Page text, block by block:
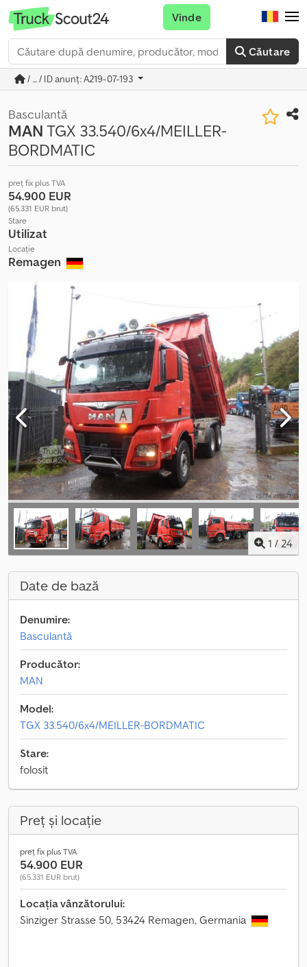
Căutare
Vinde
/ ... / ID anunț: A219-07-193
Basculantă
MANTGX 33.540/6x4/MEILLER-
BORDMATIC
preț fix plus TVA
54.900 EUR
(65.331 EUR brut)
Stare
Utilizat
Locație
Remagen
1 / 24
Date de bază
Denumire:
Basculantă
Producător:
MAN
Model:
TGX 33.540/6x4/MEILLER-BORDMATIC
Stare:
folosit
Preț și locație
preț fix plus TVA
54.900 EUR
(65.331 EUR brut)
Locația vânzătorului:
Sinziger Strasse 50, 53424 Remagen, Germania